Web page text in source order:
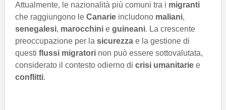
Attualmente, le nazionalità più comuni tra i migranti
che raggiungono le Canarie includono maliani,
senegalesi, marocchini e guineani. La crescente
preoccupazione per la sicurezza e la gestione di
questi flussi migratori non può essere sottovalutata,
considerato il contesto odierno di crisi umanitarie e
conflitti.